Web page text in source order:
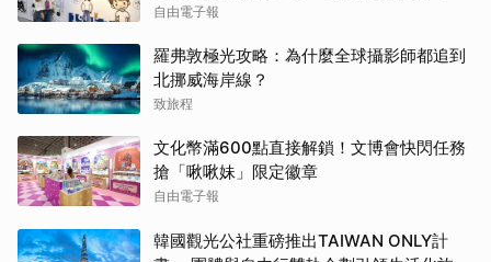
自由電子報
羅弗敦極光攻略：為什麼全球攝影師都追到
北挪威海岸線？
致旅程
文化幣滿600點直接解鎖！文博會快閃任務
搶「啾啾妹」限定徽章
自由電子報
韓國觀光公社重磅推出TAIWAN ONLY計